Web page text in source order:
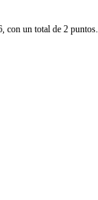
con un total de 2 puntos.